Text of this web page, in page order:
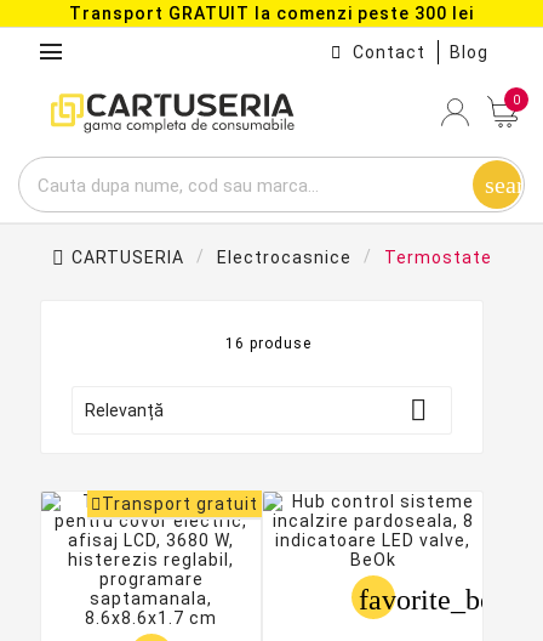
Transport GRATUIT la comenzi peste 300 lei
menu Contact Blog
0
CARTUSERIA Electrocasnice Termostate
16 produse
Relevanță 
Transport gratuit
favorite_border